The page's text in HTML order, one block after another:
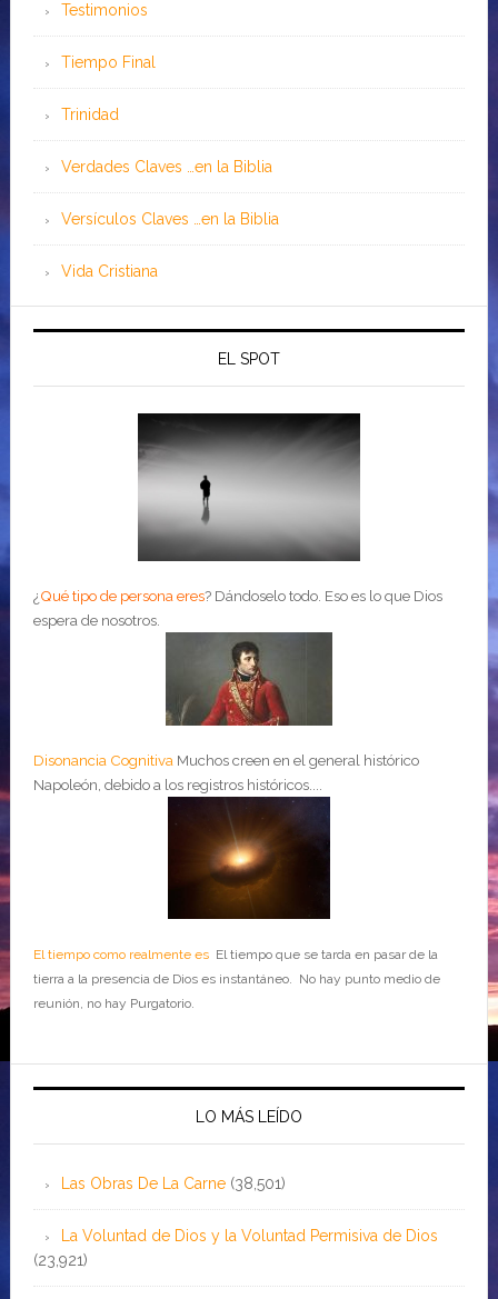
Testimonios
Tiempo Final
Trinidad
Verdades Claves …en la Biblia
Versículos Claves …en la Biblia
Vida Cristiana
EL SPOT
¿Qué tipo de persona eres? Dándoselo todo. Eso es lo que Dios
espera de nosotros.
Disonancia Cognitiva Muchos creen en el general histórico
Napoleón, debido a los registros históricos....
El tiempo como realmente esEl tiempo que se tarda en pasar de la
tierra a la presencia de Dios es instantáneo. No hay punto medio de
reunión, no hay Purgatorio.
LO MÁS LEÍDO
Las Obras De La Carne (38,501)
La Voluntad de Dios y la Voluntad Permisiva de Dios
(23,921)